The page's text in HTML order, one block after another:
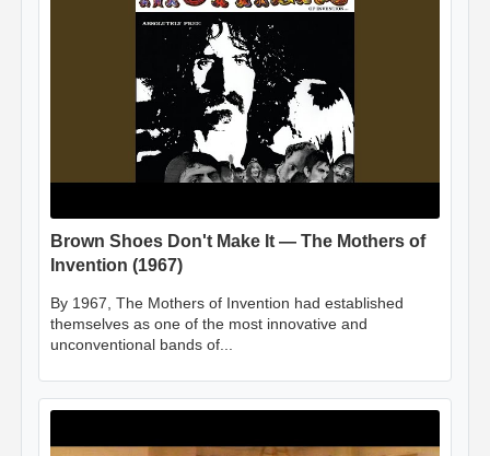
Brown Shoes Don't Make It — The Mothers of
Invention (1967)
By 1967, The Mothers of Invention had established
themselves as one of the most innovative and
unconventional bands of...